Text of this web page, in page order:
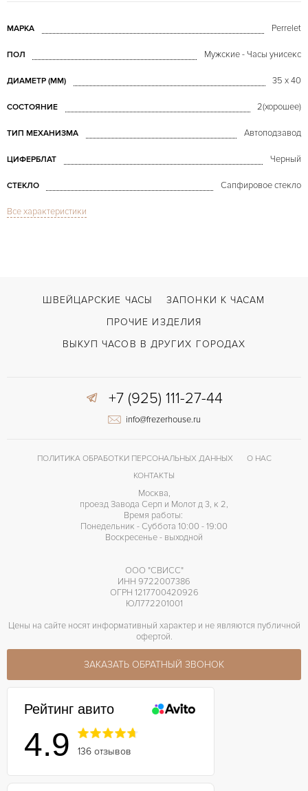
МАРКА Perrelet
ПОЛ Мужские - Часы унисекс
ДИАМЕТР (MM) 35 х 40
СОСТОЯНИЕ 2(хорошее)
ТИП МЕХАНИЗМА Автоподзавод
ЦИФЕРБЛАТ Черный
СТЕКЛО Сапфировое стекло
ФУНКЦИИ
Застежка с помощью шипа
Все характеристики
ШВЕЙЦАРСКИЕ ЧАСЫ
ЗАПОНКИ К ЧАСАМ
ПРОЧИЕ ИЗДЕЛИЯ
ВЫКУП ЧАСОВ В ДРУГИХ ГОРОДАХ
+7 (925) 111-27-44
info@frezerhouse.ru
ПОЛИТИКА ОБРАБОТКИ ПЕРСОНАЛЬНЫХ ДАННЫХ
О НАС
КОНТАКТЫ
Москва,
проезд Завода Серп и Молот д 3, к 2,
Время работы:
Понедельник - Суббота 10:00 - 19:00
Воскресенье - выходной
ООО "СВИСС"
ИНН 9722007386
ОГРН 1217700420926
ЮЛ772201001
Цены на сайте носят информативный характер и не являются публичной
офертой.
ЗАКАЗАТЬ ОБРАТНЫЙ ЗВОНОК
Рейтинг авито
4.9 136 отзывов